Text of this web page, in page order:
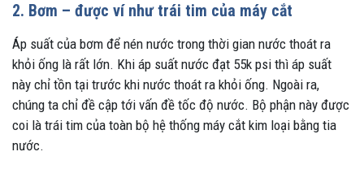
2. Bơm – được ví như trái tim của máy cắt
Áp suất của bơm để nén nước trong thời gian nước thoát ra
khỏi ống là rất lớn. Khi áp suất nước đạt 55k psi thì áp suất
này chỉ tồn tại trước khi nước thoát ra khỏi ống. Ngoài ra,
chúng ta chỉ đề cập tới vấn đề tốc độ nước. Bộ phận này được
coi là trái tim của toàn bộ hệ thống máy cắt kim loại bằng tia
nước.